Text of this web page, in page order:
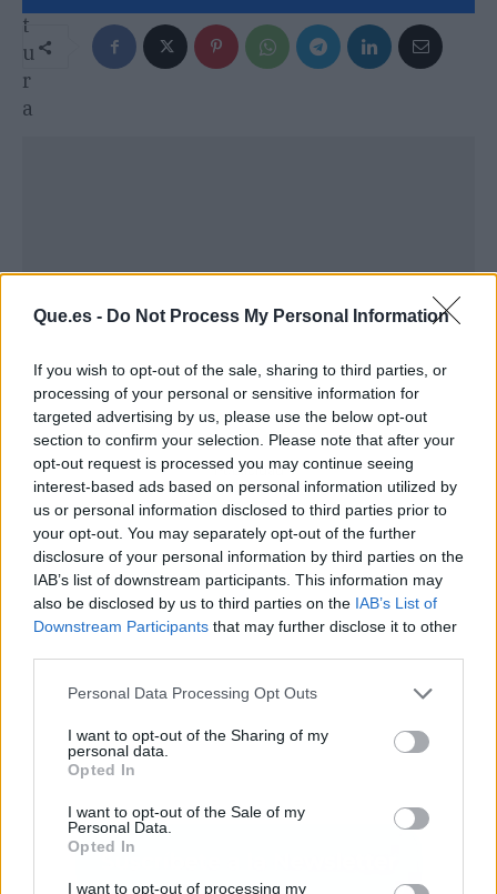
Que.es - Do Not Process My Personal Information
If you wish to opt-out of the sale, sharing to third parties, or
processing of your personal or sensitive information for
targeted advertising by us, please use the below opt-out
section to confirm your selection. Please note that after your
opt-out request is processed you may continue seeing
interest-based ads based on personal information utilized by
us or personal information disclosed to third parties prior to
your opt-out. You may separately opt-out of the further
disclosure of your personal information by third parties on the
IAB’s list of downstream participants. This information may
also be disclosed by us to third parties on the IAB’s List of
Downstream Participants that may further disclose it to other
Personal Data Processing Opt Outs
I want to opt-out of the Sharing of my
personal data.
Opted In
I want to opt-out of the Sale of my
Personal Data.
Opted In
I want to opt-out of processing my
Publicidad